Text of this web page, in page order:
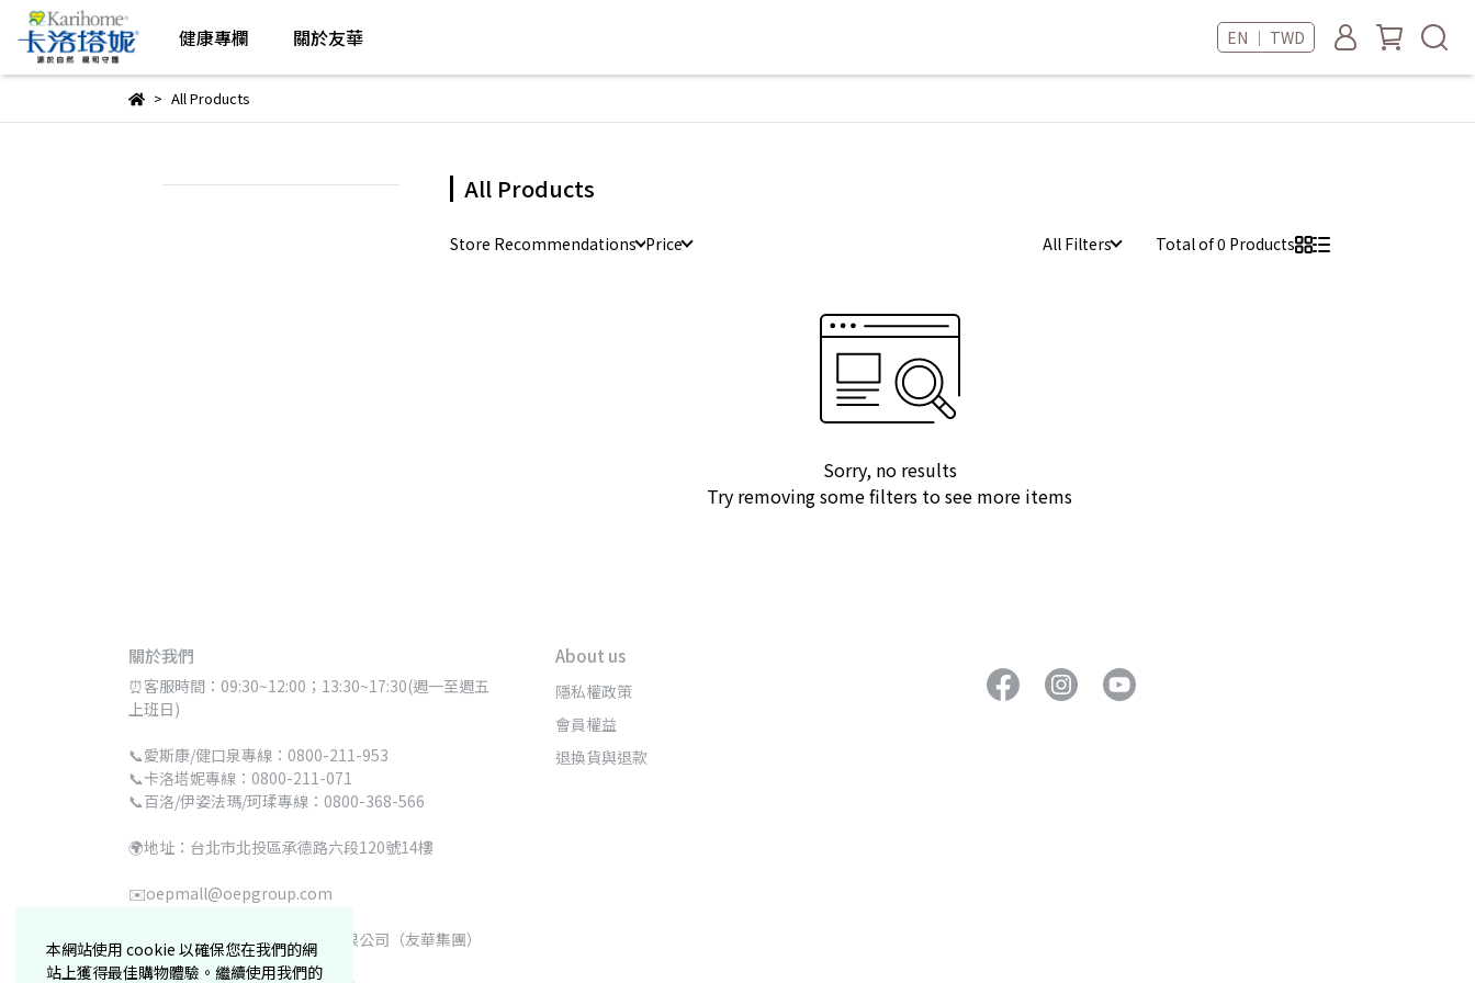
本網站使用 cookie 以確保您在我們的網
站上獲得最佳購物體驗。繼續使用我們的
健康專欄 關於友華 EN ｜ TWD
All Products
All Products
Store Recommendations Price All Filters Total of 0 Products
Sorry, no results
Try removing some filters to see more items
關於我們
⏰客服時間：09:30~12:00；13:30~17:30(週一至週五
上班日)
📞愛斯康/健口泉專線：0800-211-953
📞卡洛塔妮專線：0800-211-071
📞百洛/伊姿法瑪/珂瑈專線：0800-368-566
🌍地址：台北市北投區承德路六段120號14樓
✉️oepmall@oepgroup.com
●營業人名稱：實漪生醫股份有限公司（友華集團）
●統一編號：83501515
About us
隱私權政策
會員權益
退換貨與退款